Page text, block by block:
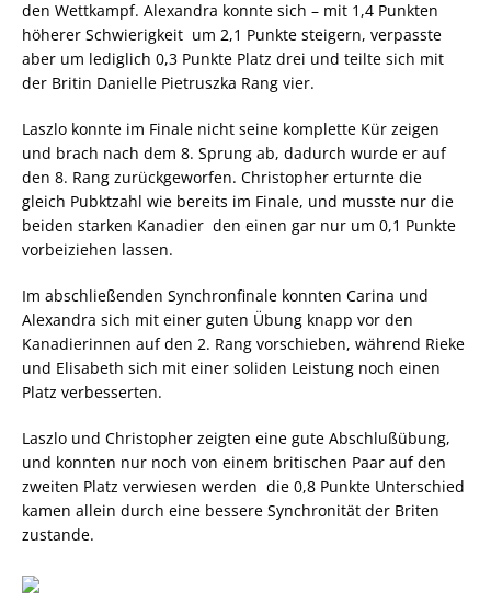
den Wettkampf. Alexandra konnte sich – mit 1,4 Punkten
höherer Schwierigkeit  um 2,1 Punkte steigern, verpasste
aber um lediglich 0,3 Punkte Platz drei und teilte sich mit
der Britin Danielle Pietruszka Rang vier.
Laszlo konnte im Finale nicht seine komplette Kür zeigen
und brach nach dem 8. Sprung ab, dadurch wurde er auf
den 8. Rang zurückgeworfen. Christopher erturnte die
gleich Pubktzahl wie bereits im Finale, und musste nur die
beiden starken Kanadier  den einen gar nur um 0,1 Punkte 
vorbeiziehen lassen.
Im abschließenden Synchronfinale konnten Carina und
Alexandra sich mit einer guten Übung knapp vor den
Kanadierinnen auf den 2. Rang vorschieben, während Rieke
und Elisabeth sich mit einer soliden Leistung noch einen
Platz verbesserten.
Laszlo und Christopher zeigten eine gute Abschlußübung,
und konnten nur noch von einem britischen Paar auf den
zweiten Platz verwiesen werden  die 0,8 Punkte Unterschied
kamen allein durch eine bessere Synchronität der Briten
zustande.